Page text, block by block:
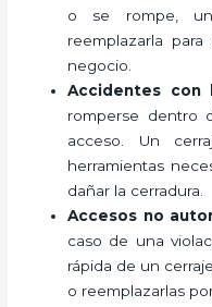
o se rompe,
reemplazarla
negocio.
Accidentes con
romperse dentro
acceso. Un
herramientas
dañar la cerradura.
Accesos no
caso de una
rápida de un
o reemplazarlas